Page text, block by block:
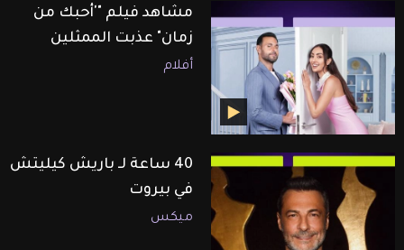
مشاهد فيلم "'أحبك من
زمان" عذبت الممثلين
أفلام
40 ساعة لـ باريش كيليتش
في بيروت
ميكس